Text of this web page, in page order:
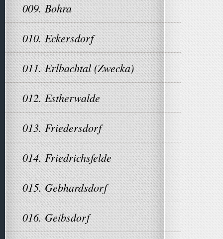
009. Bohra
010. Eckersdorf
011. Erlbachtal (Zwecka)
012. Estherwalde
013. Friedersdorf
014. Friedrichsfelde
015. Gebhardsdorf
016. Geibsdorf